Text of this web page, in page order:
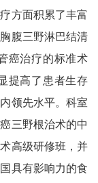
方面积累了丰富
腹三野淋巴结清
癌治疗的标准术
提高了患者生存
领先水平。科室
三野根治术的中
高级研修班，并
具有影响力的食